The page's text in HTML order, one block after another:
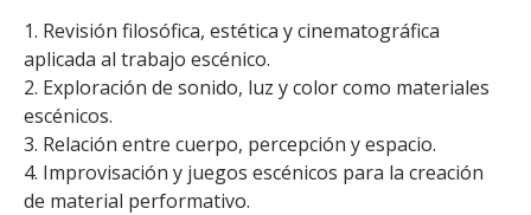
1. Revisión filosófica, estética y cinematográfica
aplicada al trabajo escénico.
2. Exploración de sonido, luz y color como materiales
escénicos.
3. Relación entre cuerpo, percepción y espacio.
4. Improvisación y juegos escénicos para la creación
de material performativo.